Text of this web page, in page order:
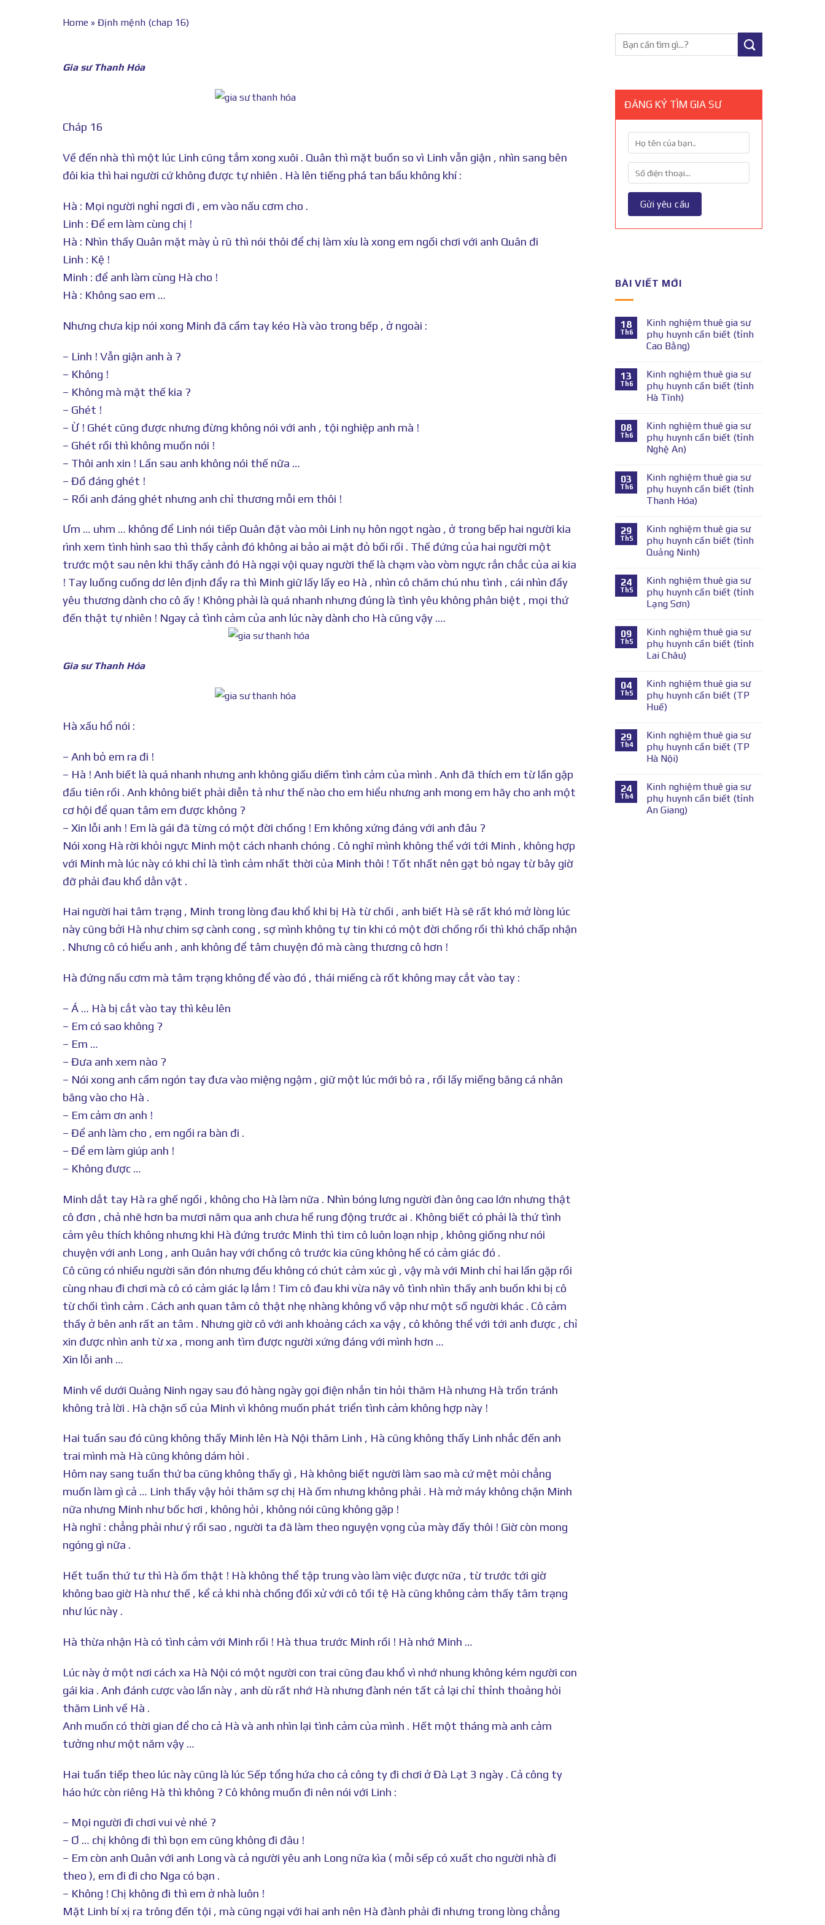
Home » Định mệnh (chap 16)
Gia sư Thanh Hóa
Cháp 16
Về đến nhà thì một lúc Linh cũng tắm xong xuôi . Quân thì mặt buồn so vì Linh vẫn giận , nhìn sang bên
đôi kia thì hai người cứ không được tự nhiên . Hà lên tiếng phá tan bầu không khí :
Hà : Mọi người nghỉ ngơi đi , em vào nấu cơm cho .
Linh : Để em làm cùng chị !
Hà : Nhìn thấy Quân mặt mày ủ rũ thì nói thôi để chị làm xíu là xong em ngồi chơi với anh Quân đi
Linh : Kệ !
Minh : để anh làm cùng Hà cho !
Hà : Không sao em …
Nhưng chưa kịp nói xong Minh đã cầm tay kéo Hà vào trong bếp , ở ngoài :
– Linh ! Vẫn giận anh à ?
– Không !
– Không mà mặt thế kia ?
– Ghét !
– Ừ ! Ghét cũng được nhưng đừng không nói với anh , tội nghiệp anh mà !
– Ghét rồi thì không muốn nói !
– Thôi anh xin ! Lần sau anh không nói thế nữa …
– Đồ đáng ghét !
– Rồi anh đáng ghét nhưng anh chỉ thương mỗi em thôi !
Ưm … uhm … không để Linh nói tiếp Quân đặt vào môi Linh nụ hôn ngọt ngào , ở trong bếp hai người kia
rình xem tình hình sao thì thấy cảnh đó không ai bảo ai mặt đỏ bối rối . Thế đứng của hai người một
trước một sau nên khi thấy cảnh đó Hà ngại vội quay người thế là chạm vào vòm ngực rắn chắc của ai kia
! Tay luống cuống dơ lên định đẩy ra thì Minh giữ lấy lấy eo Hà , nhìn cô chăm chú nhu tình , cái nhìn đầy
yêu thương dành cho cô ấy ! Không phải là quá nhanh nhưng đúng là tình yêu không phân biệt , mọi thứ
đến thật tự nhiên ! Ngay cả tình cảm của anh lúc này dành cho Hà cũng vậy ….
Gia sư Thanh Hóa
Hà xấu hổ nói :
– Anh bỏ em ra đi !
– Hà ! Anh biết là quá nhanh nhưng anh không giấu diếm tình cảm của mình . Anh đã thích em từ lần gặp
đầu tiên rồi . Anh không biết phải diễn tả như thế nào cho em hiểu nhưng anh mong em hãy cho anh một
cơ hội để quan tâm em được không ?
– Xin lỗi anh ! Em là gái đã từng có một đời chồng ! Em không xứng đáng với anh đâu ?
Nói xong Hà rời khỏi ngực Minh một cách nhanh chóng . Cô nghĩ mình không thể với tới Minh , không hợp
với Minh mà lúc này có khi chỉ là tình cảm nhất thời của Minh thôi ! Tốt nhất nên gạt bỏ ngay từ bây giờ
đỡ phải đau khổ dằn vặt .
Hai người hai tâm trạng , Minh trong lòng đau khổ khi bị Hà từ chối , anh biết Hà sẽ rất khó mở lòng lúc
này cũng bởi Hà như chim sợ cành cong , sợ mình không tự tin khi có một đời chồng rồi thì khó chấp nhận
. Nhưng cô có hiểu anh , anh không để tâm chuyện đó mà càng thương cô hơn !
Hà đứng nấu cơm mà tâm trạng không để vào đó , thái miếng cà rốt không may cắt vào tay :
– Á … Hà bị cắt vào tay thì kêu lên
– Em có sao không ?
– Em …
– Đưa anh xem nào ?
– Nói xong anh cầm ngón tay đưa vào miệng ngậm , giữ một lúc mới bỏ ra , rồi lấy miếng băng cá nhân
băng vào cho Hà .
– Em cảm ơn anh !
– Để anh làm cho , em ngồi ra bàn đi .
– Để em làm giúp anh !
– Không được …
Minh dắt tay Hà ra ghế ngồi , không cho Hà làm nữa . Nhìn bóng lưng người đàn ông cao lớn nhưng thật
cô đơn , chả nhẽ hơn ba mươi năm qua anh chưa hề rung động trước ai . Không biết có phải là thứ tình
cảm yêu thích không nhưng khi Hà đứng trước Minh thì tim cô luôn loạn nhịp , không giống như nói
chuyện với anh Long , anh Quân hay với chồng cô trước kia cũng không hề có cảm giác đó .
Cô cũng có nhiều người săn đón nhưng đều không có chút cảm xúc gì , vậy mà với Minh chỉ hai lần gặp rồi
cùng nhau đi chơi mà cô có cảm giác lạ lắm ! Tim cô đau khi vừa nãy vô tình nhìn thấy anh buồn khi bị cô
từ chối tình cảm . Cách anh quan tâm cô thật nhẹ nhàng không vồ vập như một số người khác . Cô cảm
thấy ở bên anh rất an tâm . Nhưng giờ cô với anh khoảng cách xa vậy , cô không thể với tới anh được , chỉ
xin được nhìn anh từ xa , mong anh tìm được người xứng đáng với mình hơn …
Xin lỗi anh …
Minh về dưới Quảng Ninh ngay sau đó hàng ngày gọi điện nhắn tin hỏi thăm Hà nhưng Hà trốn tránh
không trả lời . Hà chặn số của Minh vì không muốn phát triển tình cảm không hợp này !
Hai tuần sau đó cũng không thấy Minh lên Hà Nội thăm Linh , Hà cũng không thấy Linh nhắc đến anh
trai mình mà Hà cũng không dám hỏi .
Hôm nay sang tuần thứ ba cũng không thấy gì , Hà không biết người làm sao mà cứ mệt mỏi chẳng
muốn làm gì cả … Linh thấy vậy hỏi thăm sợ chị Hà ốm nhưng không phải . Hà mở máy không chặn Minh
nữa nhưng Minh như bốc hơi , không hỏi , không nói cũng không gặp !
Hà nghĩ : chẳng phải như ý rồi sao , người ta đã làm theo nguyện vọng của mày đấy thôi ! Giờ còn mong
ngóng gì nữa .
Hết tuần thứ tư thì Hà ốm thật ! Hà không thể tập trung vào làm việc được nữa , từ trước tới giờ
không bao giờ Hà như thế , kể cả khi nhà chồng đối xử với cô tồi tệ Hà cũng không cảm thấy tâm trạng
như lúc này .
Hà thừa nhận Hà có tình cảm với Minh rồi ! Hà thua trước Minh rồi ! Hà nhớ Minh …
Lúc này ở một nơi cách xa Hà Nội có một người con trai cũng đau khổ vì nhớ nhung không kém người con
gái kia . Anh đánh cược vào lần này , anh dù rất nhớ Hà nhưng đành nén tất cả lại chỉ thỉnh thoảng hỏi
thăm Linh về Hà .
Anh muốn có thời gian để cho cả Hà và anh nhìn lại tình cảm của mình . Hết một tháng mà anh cảm
tưởng như một năm vậy …
Hai tuần tiếp theo lúc này cũng là lúc Sếp tổng hứa cho cả công ty đi chơi ở Đà Lạt 3 ngày . Cả công ty
háo hức còn riêng Hà thì không ? Cô không muốn đi nên nói với Linh :
– Mọi người đi chơi vui vẻ nhé ?
– Ơ … chị không đi thì bọn em cũng không đi đâu !
– Em còn anh Quân với anh Long và cả người yêu anh Long nữa kìa ( mỗi sếp có xuất cho người nhà đi
theo ), em đi đi cho Nga có bạn .
– Không ! Chị không đi thì em ở nhà luôn !
Mặt Linh bí xị ra trông đến tội , mà cũng ngại với hai anh nên Hà đành phải đi nhưng trong lòng chẳng
ĐĂNG KÝ TÌM GIA SƯ
BÀI VIẾT MỚI
18
Th6
Kinh nghiệm thuê gia sư
phụ huynh cần biết (tỉnh
Cao Bằng)
13
Th6
Kinh nghiệm thuê gia sư
phụ huynh cần biết (tỉnh
Hà Tĩnh)
08
Th6
Kinh nghiệm thuê gia sư
phụ huynh cần biết (tỉnh
Nghệ An)
03
Th6
Kinh nghiệm thuê gia sư
phụ huynh cần biết (tỉnh
Thanh Hóa)
29
Th5
Kinh nghiệm thuê gia sư
phụ huynh cần biết (tỉnh
Quảng Ninh)
24
Th5
Kinh nghiệm thuê gia sư
phụ huynh cần biết (tỉnh
Lạng Sơn)
09
Th5
Kinh nghiệm thuê gia sư
phụ huynh cần biết (tỉnh
Lai Châu)
04
Th5
Kinh nghiệm thuê gia sư
phụ huynh cần biết (TP
Huế)
29
Th4
Kinh nghiệm thuê gia sư
phụ huynh cần biết (TP
Hà Nội)
24
Th4
Kinh nghiệm thuê gia sư
phụ huynh cần biết (tỉnh
An Giang)